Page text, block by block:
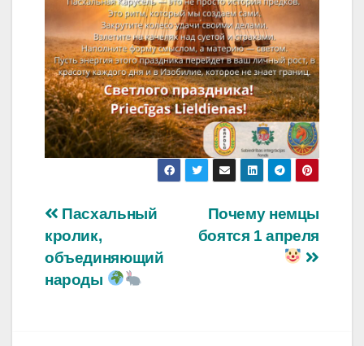
Навигация
по
записям
Почему немцы
боятся 1 апреля
Пасхальный
кролик,
объединяющий
народы